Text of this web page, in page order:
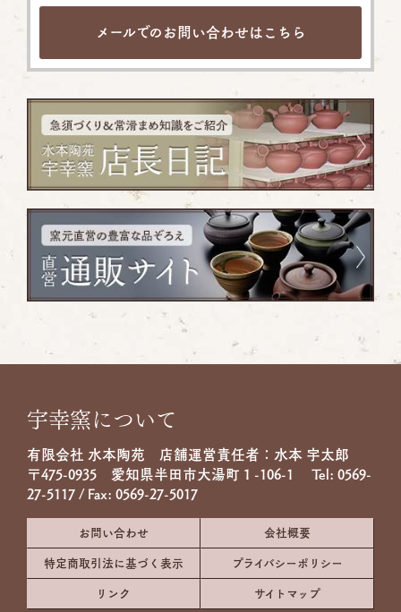
メールでのお問い合わせは こちら
宇幸窯について
有限会社 水本陶苑 店舗運営責任者：水本 宇太郎
〒475-0935 愛知県半田市大湯町１-106-1 Tel: 0569-
27-5117 / Fax: 0569-27-5017
お問い合わせ 会社概要
特定商取引法に基づく表示 プライバシーポリシー
リンク サイトマップ